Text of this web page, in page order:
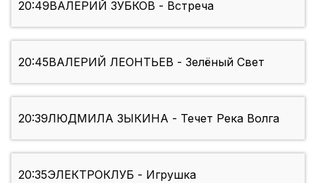
20:49ВАЛЕРИЙ ЗУБКОВ - Встреча
20:45ВАЛЕРИЙ ЛЕОНТЬЕВ - Зелёный Свет
20:39ЛЮДМИЛА ЗЫКИНА - Течет Река Волга
20:35ЭЛЕКТРОКЛУБ - Игрушка